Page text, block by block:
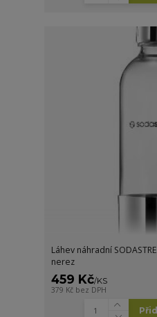
Láhev náhradní
nerez
459 Kč/KS
379 Kč bez DPH